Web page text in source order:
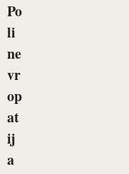
Po
li
ne
vr
op
at
ij
a